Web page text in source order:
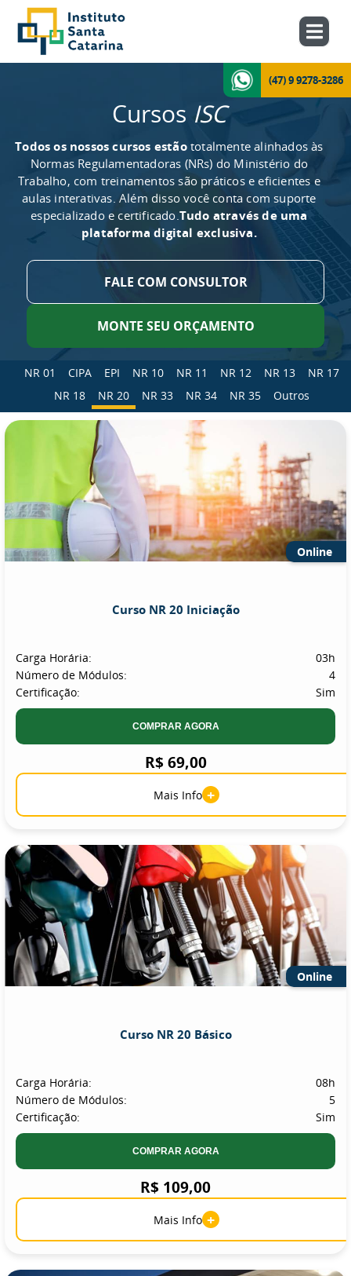
(47) 9 9278-3286
Cursos ISC
Todos os nossos cursos estãototalmente alinhados às
Normas Regulamentadoras (NRs) do Ministério do
Trabalho, com treinamentos são práticos e eficientes e
aulas interativas. Além disso você conta com suporte
especializado e certificado.Tudo através de uma
plataforma digital exclusiva.
FALE COM CONSULTOR
MONTE SEU ORÇAMENTO
NR 01 CIPA EPI NR 10 NR 11 NR 12 NR 13
NR 17
NR 18
NR 20 NR 33 NR 34 NR 35 Outros
Online
Curso NR 20 Iniciação
Carga Horária:
03h
Número de Módulos:
4
Certificação:
Sim
COMPRAR AGORA
R$ 69,00
Mais Info +
Online
Curso NR 20 Básico
Carga Horária:
08h
Número de Módulos:
5
Certificação:
Sim
COMPRAR AGORA
R$ 109,00
Mais Info +